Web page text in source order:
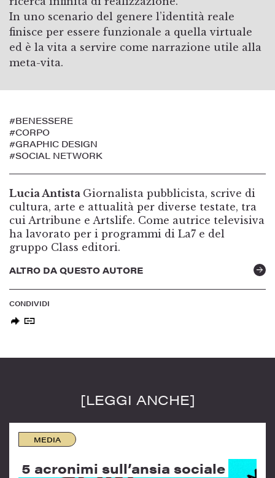
In uno scenario del genere l’identità reale
finisce per essere funzionale a quella virtuale
ed è la vita a servire come narrazione utile alla
meta-vita.
#BENESSERE
#CORPO
#GRAPHIC DESIGN
#SOCIAL NETWORK
Lucia Antista Giornalista pubblicista, scrive di
cultura, arte e attualità per diverse testate, tra
cui Artribune e Artslife. Come autrice televisiva
ha lavorato per i programmi di La7 e del
gruppo Class editori.
ALTRO DA QUESTO AUTORE
CONDIVIDI
[LEGGI ANCHE]
MEDIA
5 acronimi sull’ansia sociale